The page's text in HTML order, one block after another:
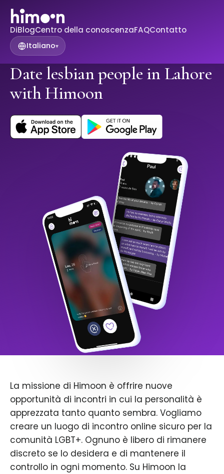
DiBlogCentro della conoscenzaFAQContatto
Italiano▾
Date lesbian people in Lahore
with Himoon
La missione di Himoon è offrire nuove
opportunità di incontri in cui la personalità è
apprezzata tanto quanto sembra. Vogliamo
creare un luogo di incontro online sicuro per la
comunità LGBT+. Ognuno è libero di rimanere
discreto se lo desidera e di mantenere il
controllo in ogni momento. Su Himoon la